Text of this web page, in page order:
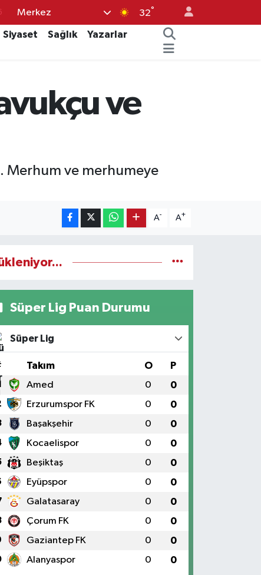
Merkez 32°
Siyaset Sağlık
Yazarlar
ve
Merhum ve merhumeye
A- A+
Süper Lig Puan Durumu
Süper Lig
Takım O P
Amed 0 0
Erzurumspor FK 0 0
Başakşehir 0 0
Kocaelispor 0 0
Beşiktaş 0 0
Eyüpspor 0 0
Galatasaray 0 0
Çorum FK 0 0
Gaziantep FK 0 0
Alanyaspor 0 0